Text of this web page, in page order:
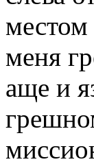
местом
меня
аще и